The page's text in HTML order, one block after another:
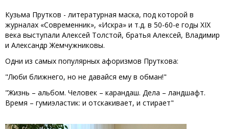
Кузьма Прутков - литературная маска, под которой в
журналах «Современник», «Искра» и т.д. в 50-60-е годы XIX
века выступали Алексей Толстой, братья Алексей, Владимир
и Александр Жемчужниковы.
Одни из самых популярных афоризмов Пруткова:
"Люби ближнего, но не давайся ему в обман!"
"Жизнь – альбом. Человек – карандаш. Дела – ландшафт.
Время – гумиэластик: и отскакивает, и стирает"